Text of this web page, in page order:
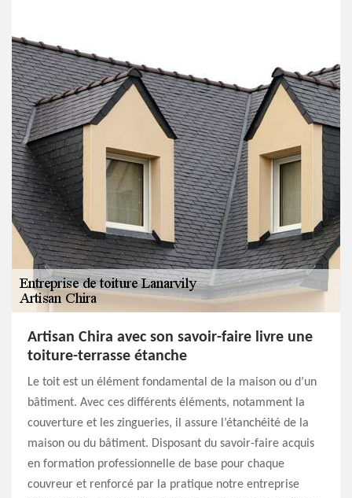
Artisan Chira avec son savoir-faire livre une
toiture-terrasse étanche
Le toit est un élément fondamental de la maison ou d’un
bâtiment. Avec ces différents éléments, notamment la
couverture et les zingueries, il assure l’étanchéité de la
maison ou du bâtiment. Disposant du savoir-faire acquis
en formation professionnelle de base pour chaque
couvreur et renforcé par la pratique notre entreprise